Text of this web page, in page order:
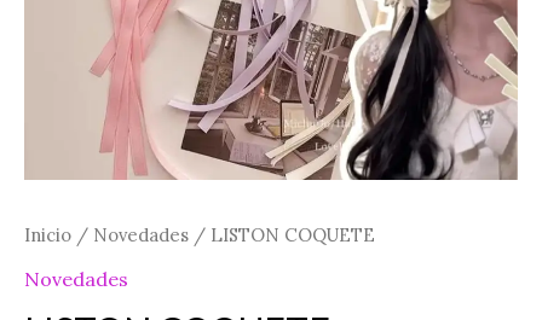
Inicio / Novedades / LISTON COQUETE
Novedades